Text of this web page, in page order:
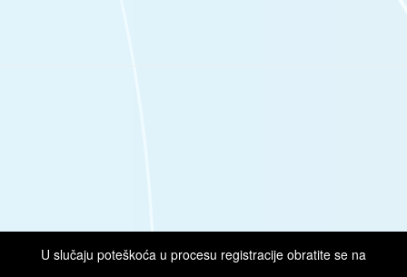
U slučaju poteškoća u procesu registracije obratite se na